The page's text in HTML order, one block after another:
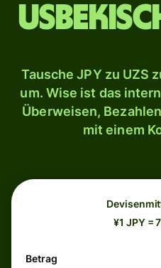
Tausche JPY zu UZS
um. Wise ist das
Überweisen,
mit einem
¥1 JPY =
Betrag